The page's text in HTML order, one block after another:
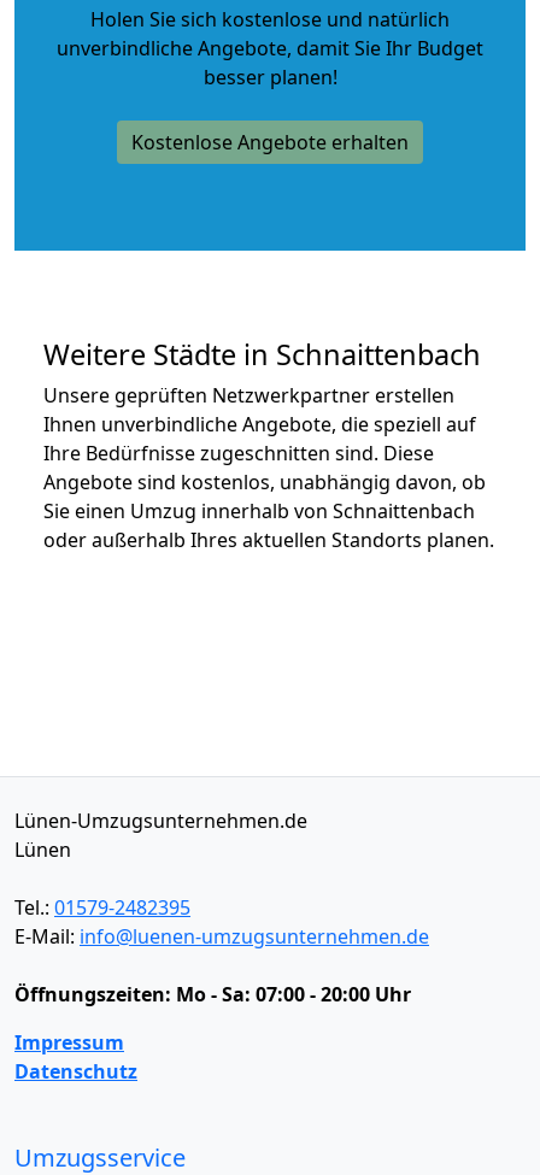
Holen Sie sich kostenlose und natürlich
unverbindliche Angebote, damit Sie Ihr Budget
besser planen!
Kostenlose Angebote erhalten
Weitere Städte in Schnaittenbach
Unsere geprüften Netzwerkpartner erstellen
Ihnen unverbindliche Angebote, die speziell auf
Ihre Bedürfnisse zugeschnitten sind. Diese
Angebote sind kostenlos, unabhängig davon, ob
Sie einen Umzug innerhalb von Schnaittenbach
oder außerhalb Ihres aktuellen Standorts planen.
Lünen-Umzugsunternehmen.de
Lünen
Tel.: 01579-2482395
E-Mail: info@luenen-umzugsunternehmen.de
Öffnungszeiten: Mo - Sa: 07:00 - 20:00 Uhr
Impressum
Datenschutz
Umzugsservice